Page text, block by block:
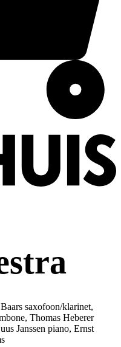
saxofoon/klarinet,
Thomas Heberer
Janssen piano, Ernst